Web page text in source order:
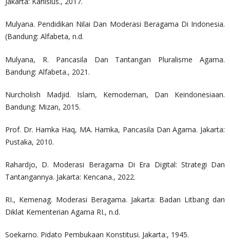
Mulyana. Pendidikan Nilai Dan Moderasi Beragama Di Indonesia.
(Bandung: Alfabeta, n.d.
Mulyana, R. Pancasila Dan Tantangan Pluralisme Agama.
Bandung: Alfabeta., 2021.
Nurcholish Madjid. Islam, Kemodernan, Dan Keindonesiaan.
Bandung: Mizan, 2015.
Prof. Dr. Hamka Haq, MA. Hamka, Pancasila Dan Agama. Jakarta:
Pustaka, 2010.
Rahardjo, D. Moderasi Beragama Di Era Digital: Strategi Dan
Tantangannya. Jakarta: Kencana., 2022.
RI., Kemenag. Moderasi Beragama. Jakarta: Badan Litbang dan
Diklat Kementerian Agama RI., n.d.
Soekarno. Pidato Pembukaan Konstitusi. Jakarta:, 1945.